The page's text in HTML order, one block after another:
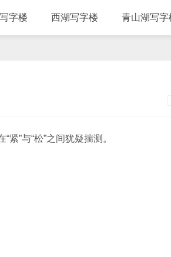
字楼 西湖写字楼 青山湖写字
”与“松”之间犹疑揣测。